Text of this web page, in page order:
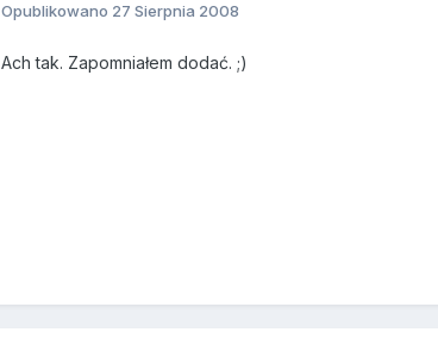
Opublikowano 27 Sierpnia 2008
Ach tak. Zapomniałem dodać. ;)